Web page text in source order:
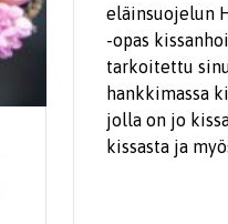
eläinsuojelun
-opas
tarkoitettu
hankkimassa
jolla on jo
kissasta ja